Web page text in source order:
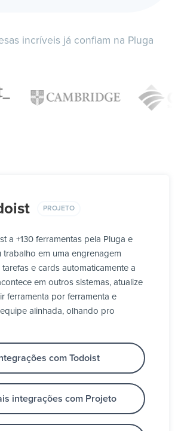
incríveis já confiam na Pluga
PROJETO
a +130 ferramentas pela Pluga e
trabalho em uma engrenagem
e cards automaticamente a
em outros sistemas, atualize
ferramenta por ferramenta e
alinhada, olhando pro
com Todoist
integrações com Projeto